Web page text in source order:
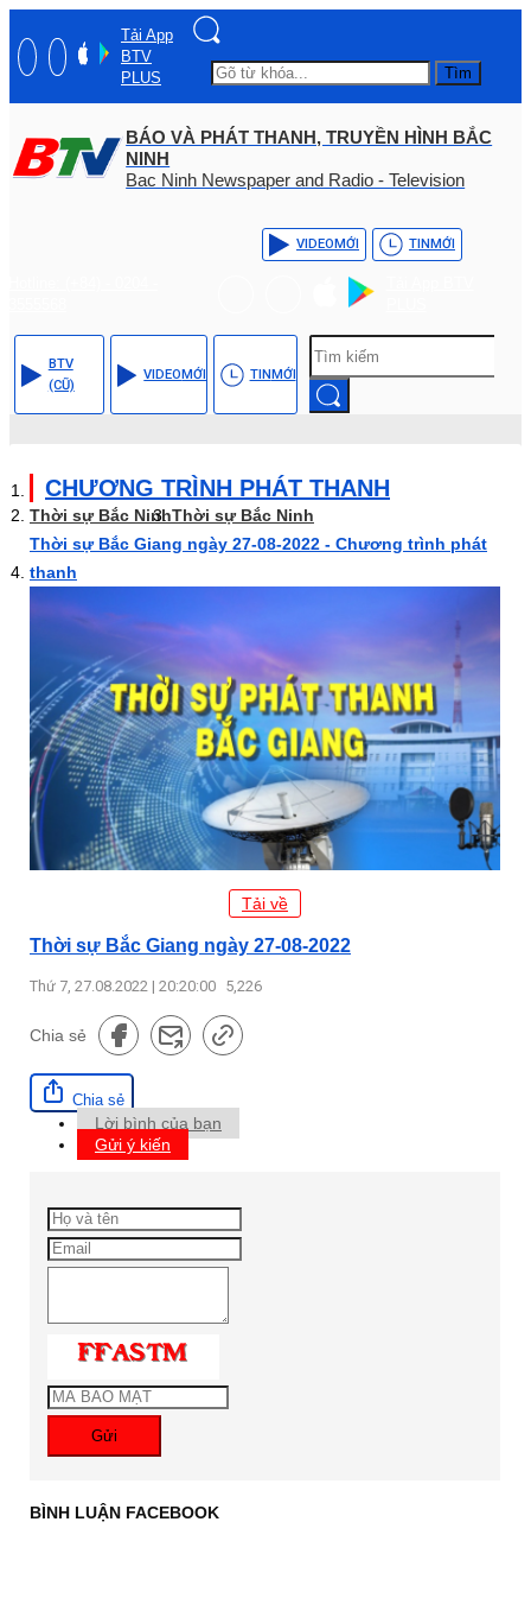
Tải App
BTV
PLUS
Tìm
BÁO VÀ PHÁT THANH, TRUYỀN HÌNH BẮC
NINH
Bac Ninh Newspaper and Radio - Television
VIDEOMỚI TINMỚI
BTV
(CŨ)
VIDEOMỚI TINMỚI
CHƯƠNG TRÌNH PHÁT THANH
Thời sự Bắc NinhThời sự Bắc Ninh
Thời sự Bắc Giang ngày 27-08-2022 - Chương trình phát
thanh
Tải về
Thời sự Bắc Giang ngày 27-08-2022
Thứ 7, 27.08.2022 | 20:20:00 5,226
Chia sẻ
Chia sẻ
Lời bình của bạn
Gửi ý kiến
Gửi
BÌNH LUẬN FACEBOOK